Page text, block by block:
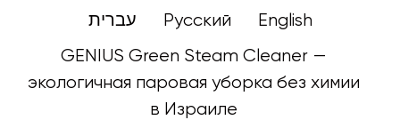
עברית
Русский
English
GENIUS Green Steam Cleaner —
экологичная паровая уборка без химии
в Израиле